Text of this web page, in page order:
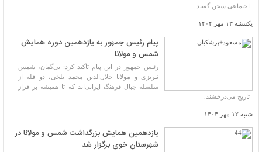
اجتماعی سخن گفتند.
یکشنبه ۱۳ مهر ۱۴۰۴
پیام رئیس جمهور به یازدهمین دوره همایش
شمس و مولانا
رئیس جمهور در این پیام تأکید کرد: بی‌گمان، شمس
تبریزی و مولانا جلال‌الدین محمد بلخی، دو قله از
سلسله جبال فرهنگ ایرانی‌اند که تا همیشه بر فراز
تاریخ می‌درخشند.
شنبه ۱۲ مهر ۱۴۰۴
یازدهمین همایش بزرگداشت شمس و مولانا در
شهرستان خوی برگزار شد